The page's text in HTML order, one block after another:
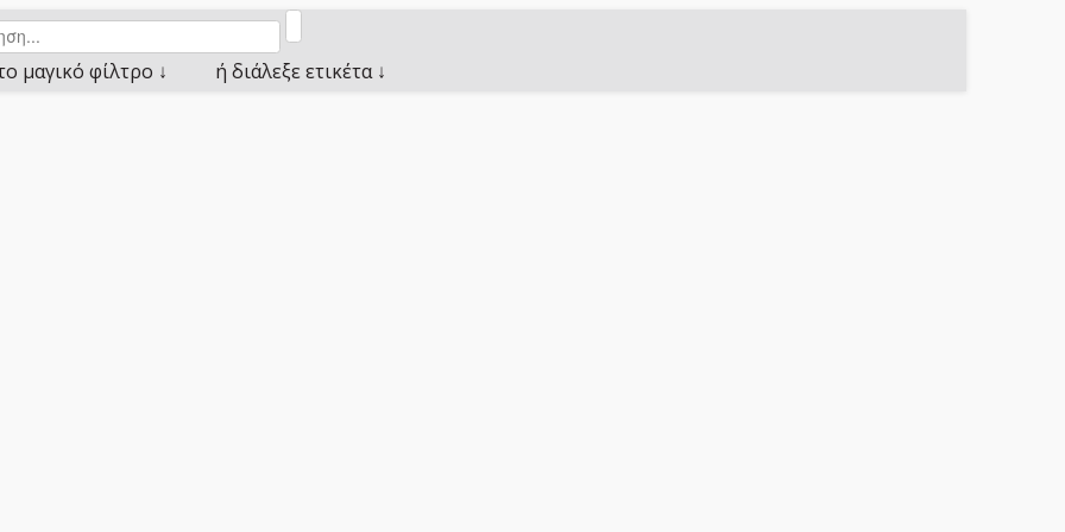
μαγικό φίλτρο ↓ ή διάλεξε ετικέτα ↓